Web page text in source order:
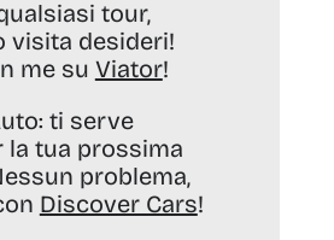
tour,
visita desideri!
me su Viator!
ti serve
la tua prossima
problema,
Discover Cars!